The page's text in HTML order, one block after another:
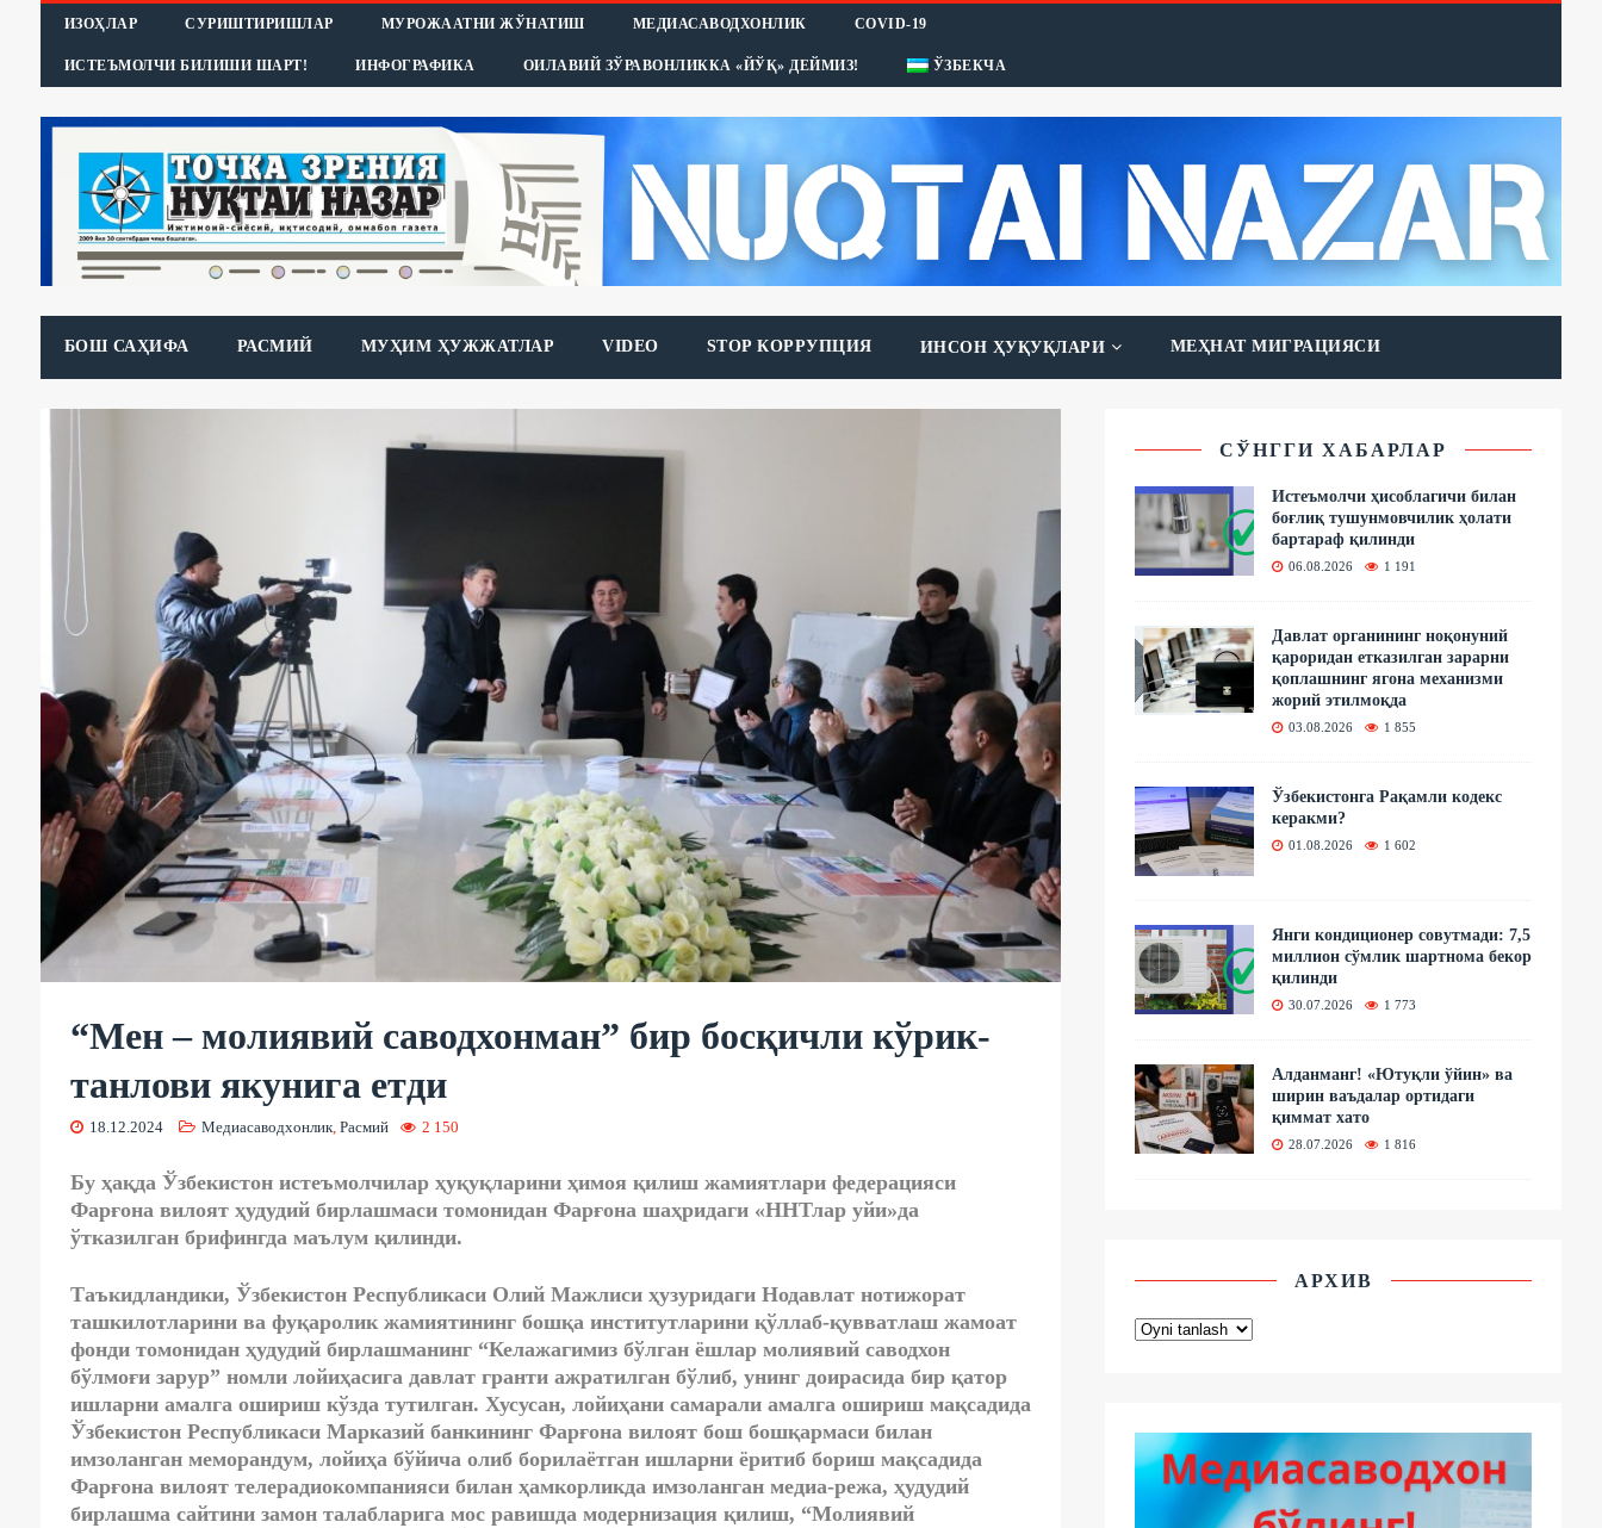
ИЗОҲЛАР СУРИШТИРИШЛАР МУРОЖААТНИ ЖЎНАТИШ МЕДИАСАВОДХОНЛИК COVID-19
ИСТЕЪМОЛЧИ БИЛИШИ ШАРТ! ИНФОГРАФИКА ОИЛАВИЙ ЗЎРАВОНЛИККА «ЙЎҚ» ДЕЙМИЗ! ЎЗБЕКЧА
БОШ САҲИФА РАСМИЙ МУҲИМ ҲУЖЖАТЛАР VIDEO STOP КОРРУПЦИЯ ИНСОН ҲУҚУҚЛАРИ МЕҲНАТ МИГРАЦИЯСИ
“Мен – молиявий саводхонман” бир босқичли кўрик-
танлови якунига етди
18.12.2024 Медиасаводхонлик, Расмий 2 150
Бу ҳақда Ўзбекистон истеъмолчилар ҳуқуқларини ҳимоя қилиш жамиятлари федерацияси
Фарғона вилоят ҳудудий бирлашмаси томонидан Фарғона шаҳридаги «ННТлар уйи»да
ўтказилган брифингда маълум қилинди.
Таъкидландики, Ўзбекистон Республикаси Олий Мажлиси ҳузуридаги Нодавлат нотижорат
ташкилотларини ва фуқаролик жамиятининг бошқа институтларини қўллаб-қувватлаш жамоат
фонди томонидан ҳудудий бирлашманинг “Келажагимиз бўлган ёшлар молиявий саводхон
бўлмоғи зарур” номли лойиҳасига давлат гранти ажратилган бўлиб, унинг доирасида бир қатор
ишларни амалга ошириш кўзда тутилган. Хусусан, лойиҳани самарали амалга ошириш мақсадида
Ўзбекистон Республикаси Марказий банкининг Фарғона вилоят бош бошқармаси билан
имзоланган меморандум, лойиҳа бўйича олиб борилаётган ишларни ёритиб бориш мақсадида
Фарғона вилоят телерадиокомпанияси билан ҳамкорликда имзоланган медиа-режа, ҳудудий
бирлашма сайтини замон талабларига мос равишда модернизация қилиш, “Молиявий
СЎНГГИ ХАБАРЛАР
Истеъмолчи ҳисоблагичи билан
боғлиқ тушунмовчилик ҳолати
бартараф қилинди
06.08.2026 1 191
Давлат органининг ноқонуний
қароридан етказилган зарарни
қоплашнинг ягона механизми
жорий этилмоқда
03.08.2026 1 855
Ўзбекистонга Рақамли кодекс
керакми?
01.08.2026 1 602
Янги кондиционер совутмади: 7,5
миллион сўмлик шартнома бекор
қилинди
30.07.2026 1 773
Алданманг! «Ютуқли ўйин» ва
ширин ваъдалар ортидаги
қиммат хато
28.07.2026 1 816
АРХИВ